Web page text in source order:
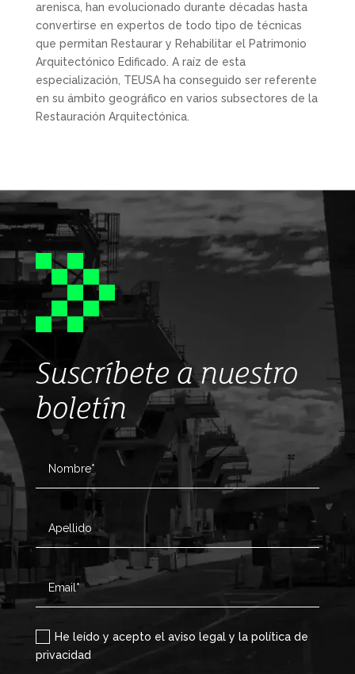
arenisca, han evolucionado durante décadas hasta
convertirse en expertos de todo tipo de técnicas
que permitan Restaurar y Rehabilitar el Patrimonio
Arquitectónico Edificado. A raíz de esta
especialización, TEUSA ha conseguido ser referente
en su ámbito geográfico en varios subsectores de la
Restauración Arquitectónica.
Suscríbete a nuestro
boletín
He leído y acepto el aviso legal y la política de
privacidad